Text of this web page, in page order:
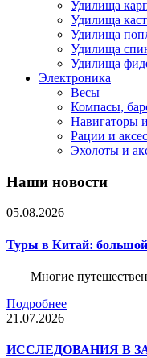
Удилища
Удилища
Удилища
Удилища
Удилища
Электроника
Весы
Компасы,
Навигаторы
Рации и
Эхолоты и
Наши новости
05.08.2026
Туры в Китай:
Многие
Подробнее
21.07.2026
ИССЛЕДОВАНИЯ В